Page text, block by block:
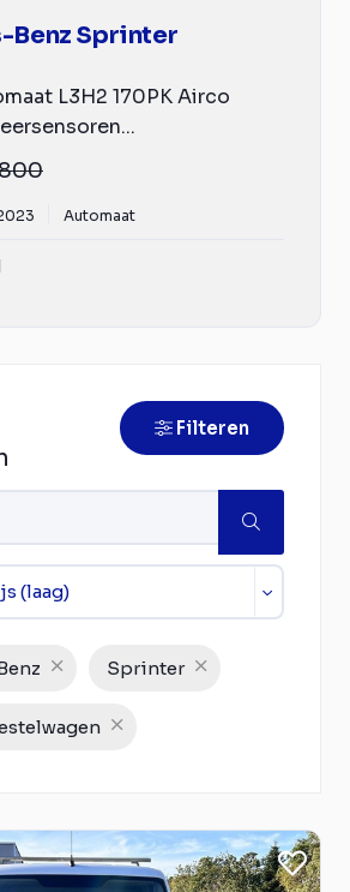
Benz Sprinter
L3H2 170PK Airco
Automaat
Filteren
Sprinter